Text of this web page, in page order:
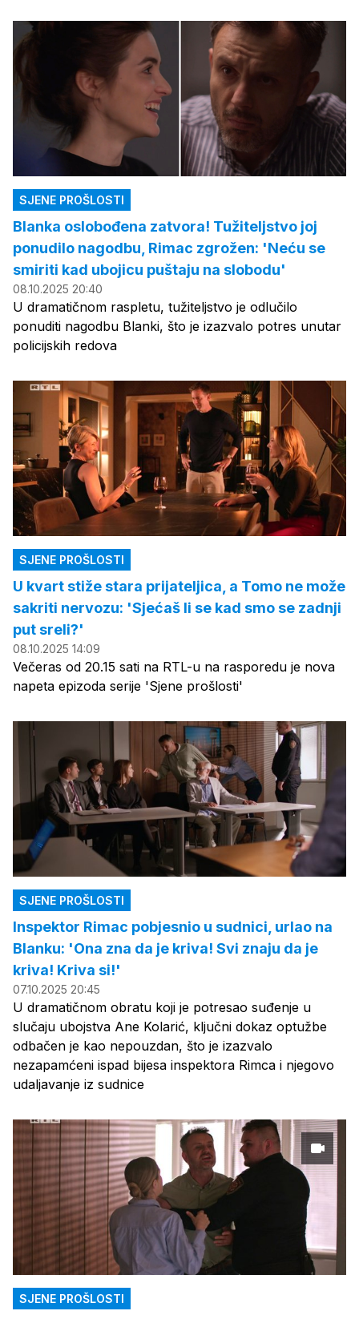
SJENE PROŠLOSTI
Blanka oslobođena zatvora! Tužiteljstvo joj
ponudilo nagodbu, Rimac zgrožen: 'Neću se
smiriti kad ubojicu puštaju na slobodu'
08.10.2025 20:40
U dramatičnom raspletu, tužiteljstvo je odlučilo
ponuditi nagodbu Blanki, što je izazvalo potres unutar
policijskih redova
SJENE PROŠLOSTI
U kvart stiže stara prijateljica, a Tomo ne može
sakriti nervozu: 'Sjećaš li se kad smo se zadnji
put sreli?'
08.10.2025 14:09
Večeras od 20.15 sati na RTL-u na rasporedu je nova
napeta epizoda serije 'Sjene prošlosti'
SJENE PROŠLOSTI
Inspektor Rimac pobjesnio u sudnici, urlao na
Blanku: 'Ona zna da je kriva! Svi znaju da je
kriva! Kriva si!'
07.10.2025 20:45
U dramatičnom obratu koji je potresao suđenje u
slučaju ubojstva Ane Kolarić, ključni dokaz optužbe
odbačen je kao nepouzdan, što je izazvalo
nezapamćeni ispad bijesa inspektora Rimca i njegovo
udaljavanje iz sudnice
SJENE PROŠLOSTI